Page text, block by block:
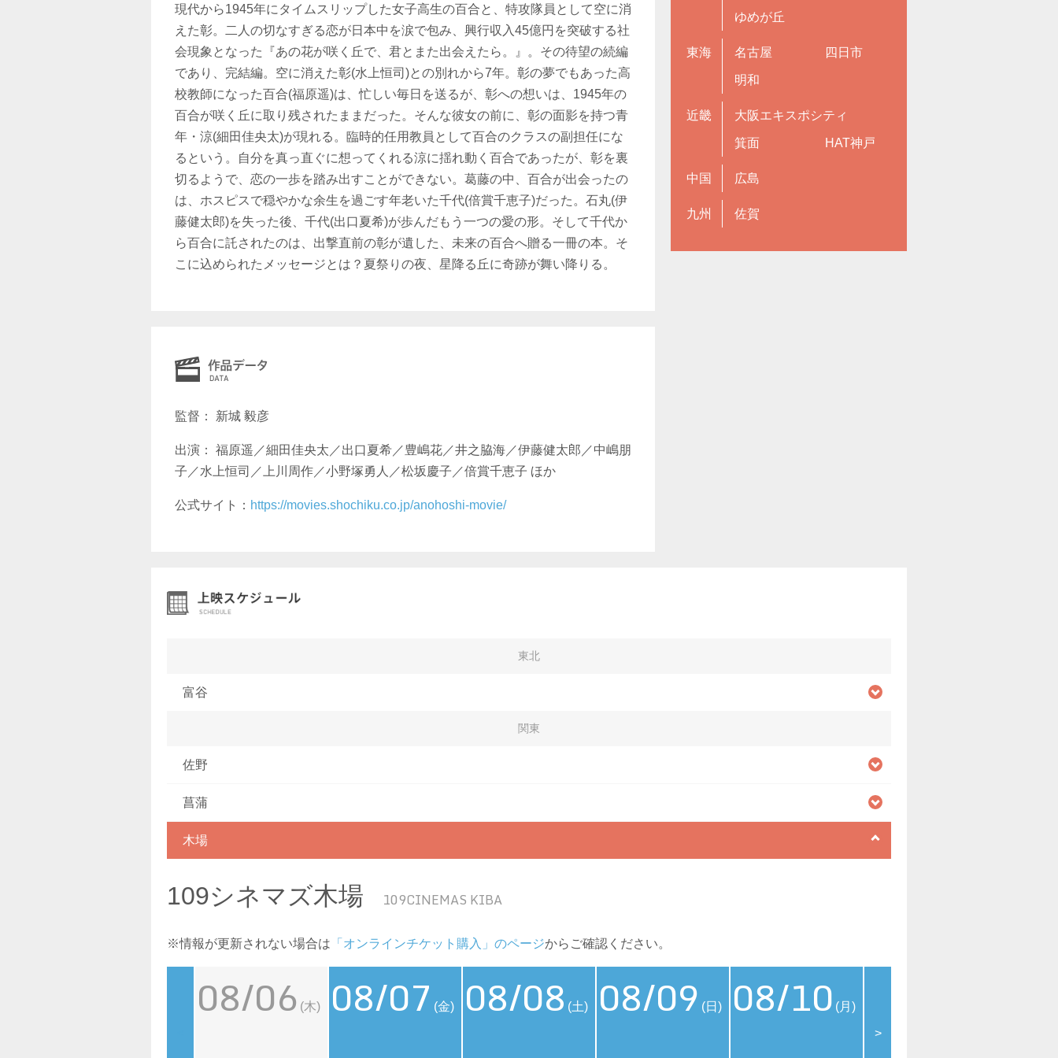
現代から1945年にタイムスリップした女子高生の百合と、特攻隊員として空に消
えた彰。二人の切なすぎる恋が日本中を涙で包み、興行収入45億円を突破する社
会現象となった『あの花が咲く丘で、君とまた出会えたら。』。その待望の続編
であり、完結編。空に消えた彰(水上恒司)との別れから7年。彰の夢でもあった高
校教師になった百合(福原遥)は、忙しい毎日を送るが、彰への想いは、1945年の
百合が咲く丘に取り残されたままだった。そんな彼女の前に、彰の面影を持つ青
年・涼(細田佳央太)が現れる。臨時的任用教員として百合のクラスの副担任にな
るという。自分を真っ直ぐに想ってくれる涼に揺れ動く百合であったが、彰を裏
切るようで、恋の一歩を踏み出すことができない。葛藤の中、百合が出会ったの
は、ホスピスで穏やかな余生を過ごす年老いた千代(倍賞千恵子)だった。石丸(伊
藤健太郎)を失った後、千代(出口夏希)が歩んだもう一つの愛の形。そして千代か
ら百合に託されたのは、出撃直前の彰が遺した、未来の百合へ贈る一冊の本。そ
こに込められたメッセージとは？夏祭りの夜、星降る丘に奇跡が舞い降りる。
監督： 新城 毅彦
出演： 福原遥／細田佳央太／出口夏希／豊嶋花／井之脇海／伊藤健太郎／中嶋朋
子／水上恒司／上川周作／小野塚勇人／松坂慶子／倍賞千恵子 ほか
公式サイト： https://movies.shochiku.co.jp/anohoshi-movie/
ゆめが丘
東海 名古屋 四日市
明和
近畿 大阪エキスポシティ
箕面 HAT神戸
中国 広島
九州 佐賀
東北
富谷
関東
佐野
菖蒲
木場
109シネマズ木場 109CINEMAS KIBA
※情報が更新されない場合は 「オンラインチケット購入」のページからご確認ください。
08/06 (木) 08/07 (金) 08/08 (土) 08/09 (日) 08/10 (月)
>